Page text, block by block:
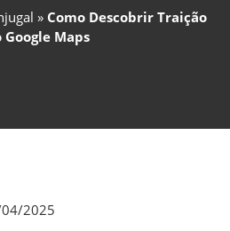
» Como Descobrir Traição
Google Maps
2025